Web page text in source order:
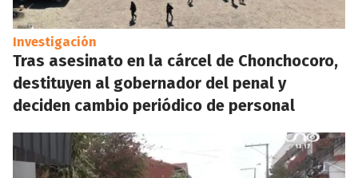
Investigación
Tras asesinato en la cárcel de Chonchocoro,
destituyen al gobernador del penal y
deciden cambio periódico de personal